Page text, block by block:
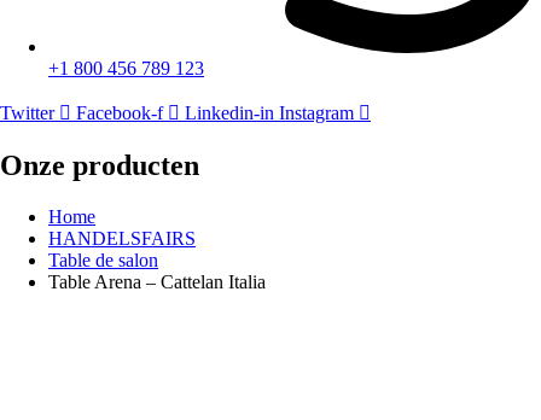
+1 800 456 789 123
Twitter Facebook-f Linkedin-in Instagram
Onze producten
Home
HANDELSFAIRS
Table de salon
Table Arena – Cattelan Italia